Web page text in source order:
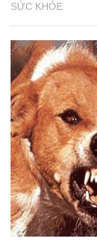
SỨC KHỎE